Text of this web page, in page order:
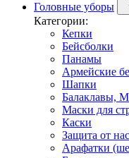
Головные уборы
Категории:
Кепки
Бейсболки
Панамы
Армейские
Шапки
Балаклавы,
Маски для
Каски
Защита от
Арафатки